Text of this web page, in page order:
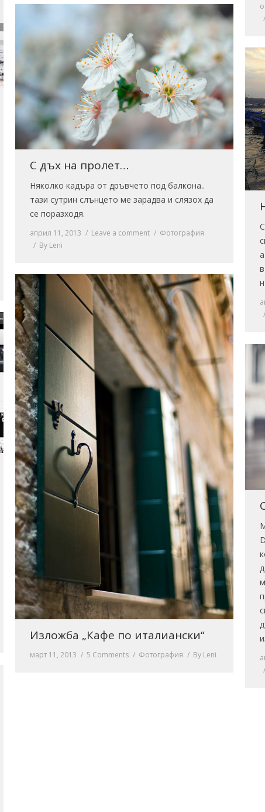
С дъх на пролет…
Няколко кадъра от дръвчето под балкона..
тази сутрин слънцето ме зарадва и слязох да
се поразходя.
април 11, 2013 Leave a comment
Фотография
By Leni
Изложба „Кафе по италиански“
март 11, 2013 5 Comments Фотография By Leni